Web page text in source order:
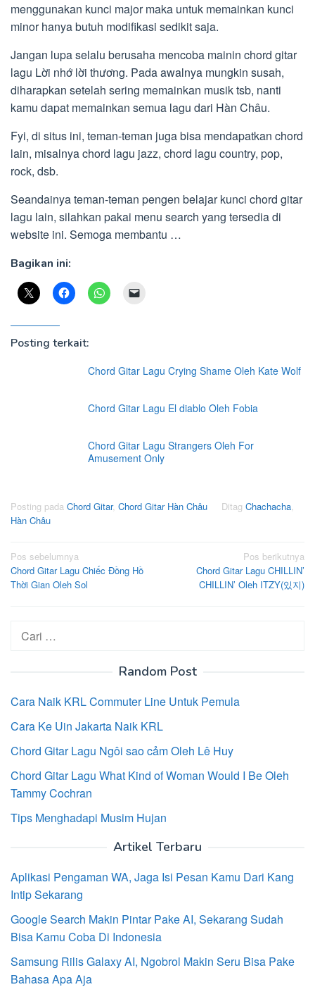
menggunakan kunci major maka untuk memainkan kunci
minor hanya butuh modifikasi sedikit saja.
Jangan lupa selalu berusaha mencoba mainin chord gitar
lagu Lời nhớ lời thương. Pada awalnya mungkin susah,
diharapkan setelah sering memainkan musik tsb, nanti
kamu dapat memainkan semua lagu dari Hàn Châu.
Fyi, di situs ini, teman-teman juga bisa mendapatkan chord
lain, misalnya chord lagu jazz, chord lagu country, pop,
rock, dsb.
Seandainya teman-teman pengen belajar kunci chord gitar
lagu lain, silahkan pakai menu search yang tersedia di
website ini. Semoga membantu …
Bagikan ini:
Posting terkait:
Chord Gitar Lagu Crying Shame Oleh Kate Wolf
Chord Gitar Lagu El diablo Oleh Fobia
Chord Gitar Lagu Strangers Oleh For
Amusement Only
Posting pada Chord Gitar, Chord Gitar Hàn Châu Ditag Chachacha,
Hàn Châu
Navigasi
pos
Pos sebelumnya
Chord Gitar Lagu Chiếc Đồng Hồ
Thời Gian Oleh Sol
Pos berikutnya
Chord Gitar Lagu CHILLIN’
CHILLIN’ Oleh ITZY(있지)
Cari
untuk:
Random Post
Cara Naik KRL Commuter Line Untuk Pemula
Cara Ke Uin Jakarta Naik KRL
Chord Gitar Lagu Ngôi sao cảm Oleh Lê Huy
Chord Gitar Lagu What Kind of Woman Would I Be Oleh
Tammy Cochran
Tips Menghadapi Musim Hujan
Artikel Terbaru
Aplikasi Pengaman WA, Jaga Isi Pesan Kamu Dari Kang
Intip Sekarang
Google Search Makin Pintar Pake AI, Sekarang Sudah
Bisa Kamu Coba Di Indonesia
Samsung Rilis Galaxy AI, Ngobrol Makin Seru Bisa Pake
Bahasa Apa Aja